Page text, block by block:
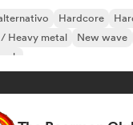
Hardcore
Heavy metal
New wave